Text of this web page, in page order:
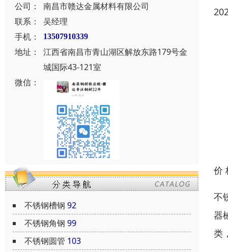
公司：
南昌市赣达金属材料有限公司
联系：
吴经理
手机：
13507910339
地址：
江西省南昌市青山湖区解放东路179号金
城国际43-121室
微信：
不锈钢槽钢 92
不锈钢角钢 99
不锈钢圆管 103
价
不
器
类